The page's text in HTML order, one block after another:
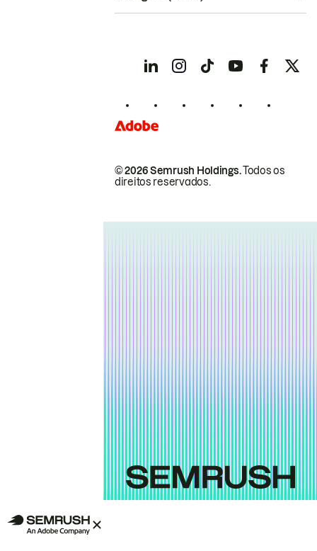
© 2026 Semrush Holdings.Todos os
direitos reservados.